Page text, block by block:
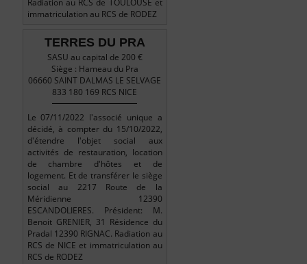
Radiation au RCS de TOULOUSE et
immatriculation au RCS de RODEZ
TERRES DU PRA
SASU au capital de 200 €
Siège : Hameau du Pra
06660 SAINT DALMAS LE SELVAGE
833 180 169 RCS NICE
Le 07/11/2022 l'associé unique a
décidé, à compter du 15/10/2022,
d'étendre l'objet social aux
activités de restauration, location
de chambre d'hôtes et de
logement. Et de transférer le siège
social au 2217 Route de la
Méridienne 12390
ESCANDOLIERES. Président: M.
Benoit GRENIER, 31 Résidence du
Pradal 12390 RIGNAC. Radiation au
RCS de NICE et immatriculation au
RCS de RODEZ